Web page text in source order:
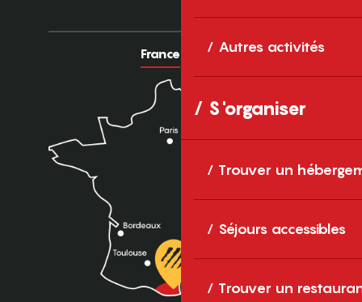
Autres activités
S'organiser
Trouver un
Séjours accessibles
Trouver un
France Europe